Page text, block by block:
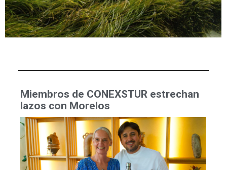
Miembros de CONEXSTUR estrechan
lazos con Morelos